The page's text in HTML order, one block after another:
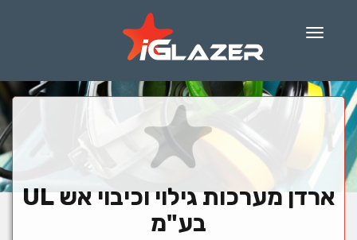
Menu
ארדן מערכות גילוי וכיבוי אש UL
בע"מ